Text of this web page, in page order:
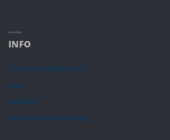
INFO
Cookie-Richtlinie (EU)
Über
Kontakt
Datenschutzerklärung